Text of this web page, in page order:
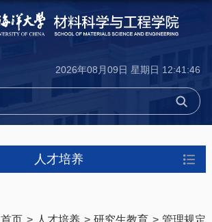
2026年08月09日 星期日 12:41:46
人才培养
首页 > 人才培养 > 研究生教育 > 管理规定